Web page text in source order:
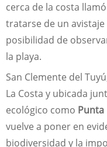
cerca de la costa
tratarse de un
posibilidad de
la playa.
San Clemente del
La Costa y ubicada
ecológico como Punta
vuelve a poner en
biodiversidad y la